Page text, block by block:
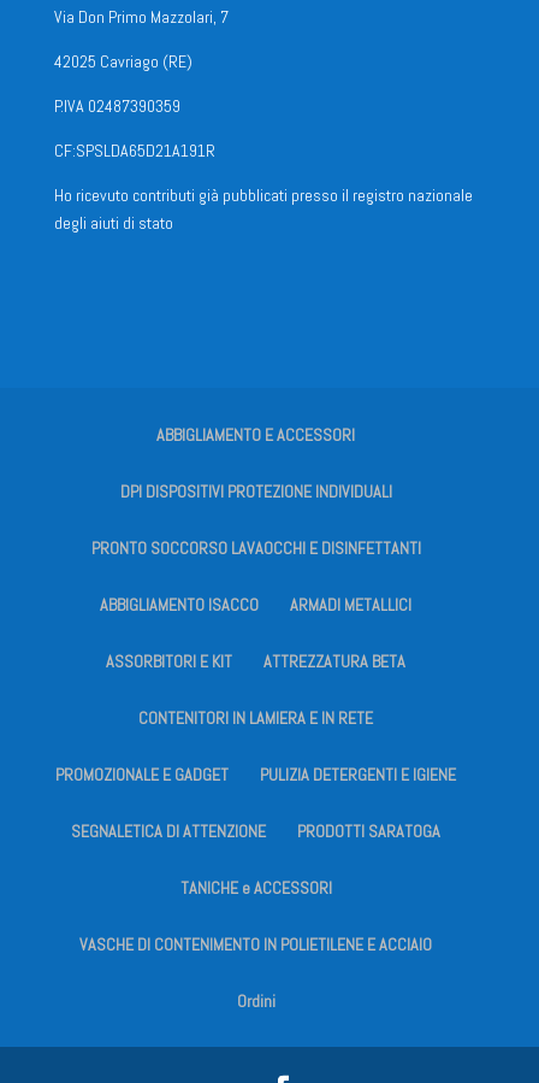
Via Don Primo Mazzolari, 7
42025 Cavriago (RE)
P.IVA 02487390359
CF:SPSLDA65D21A191R
Ho ricevuto contributi già pubblicati presso il registro nazionale
degli aiuti di stato
ABBIGLIAMENTO E ACCESSORI
DPI DISPOSITIVI PROTEZIONE INDIVIDUALI
PRONTO SOCCORSO LAVAOCCHI E DISINFETTANTI
ABBIGLIAMENTO ISACCO ARMADI METALLICI
ASSORBITORI E KIT ATTREZZATURA BETA
CONTENITORI IN LAMIERA E IN RETE
PROMOZIONALE E GADGET PULIZIA DETERGENTI E IGIENE
SEGNALETICA DI ATTENZIONE PRODOTTI SARATOGA
TANICHE e ACCESSORI
VASCHE DI CONTENIMENTO IN POLIETILENE E ACCIAIO
Ordini